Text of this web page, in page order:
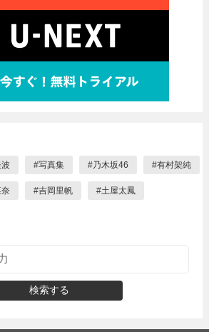
#写真集 #乃木坂46 #有村架純
#吉岡里帆 #土屋太鳳
検索する